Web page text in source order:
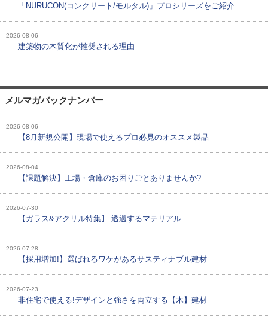
「NURUCON(コンクリート/モルタル)」プロシリーズをご紹介
2026-08-06
建築物の木質化が推奨される理由
メルマガバックナンバー
2026-08-06
【8月新規公開】現場で使えるプロ必見のオススメ製品
2026-08-04
【課題解決】工場・倉庫のお困りごとありませんか?
2026-07-30
【ガラス&アクリル特集】 透過するマテリアル
2026-07-28
【採用増加!】選ばれるワケがあるサスティナブル建材
2026-07-23
非住宅で使える!デザインと強さを両立する【木】建材